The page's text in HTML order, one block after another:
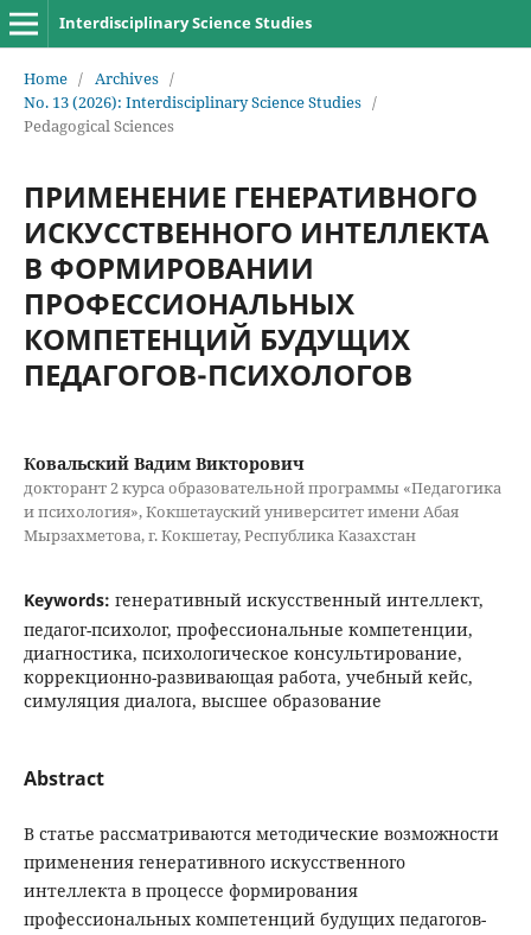
Interdisciplinary Science Studies
Home / Archives /
No. 13 (2026): Interdisciplinary Science Studies /
Pedagogical Sciences
ПРИМЕНЕНИЕ ГЕНЕРАТИВНОГО
ИСКУССТВЕННОГО ИНТЕЛЛЕКТА
В ФОРМИРОВАНИИ
ПРОФЕССИОНАЛЬНЫХ
КОМПЕТЕНЦИЙ БУДУЩИХ
ПЕДАГОГОВ-ПСИХОЛОГОВ
Ковальский Вадим Викторович
докторант 2 курса образовательной программы «Педагогика
и психология», Кокшетауский университет имени Абая
Мырзахметова, г. Кокшетау, Республика Казахстан
Keywords: генеративный искусственный интеллект,
педагог-психолог, профессиональные компетенции,
диагностика, психологическое консультирование,
коррекционно-развивающая работа, учебный кейс,
симуляция диалога, высшее образование
Abstract
В статье рассматриваются методические возможности
применения генеративного искусственного
интеллекта в процессе формирования
профессиональных компетенций будущих педагогов-